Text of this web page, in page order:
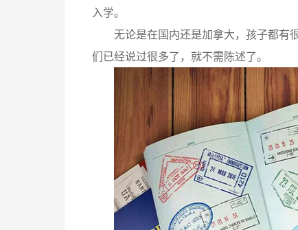
入学。
无论是在国内还是加拿大，孩子都有
们已经说过很多了，就不需陈述了。